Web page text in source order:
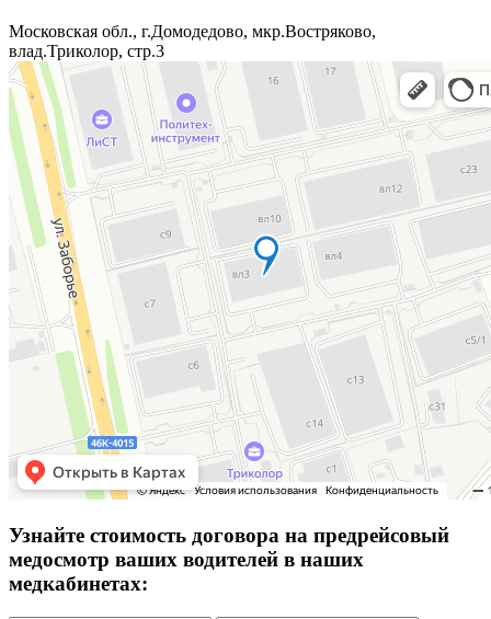
Московская обл., г.Домодедово, мкр.Востряково,
влад.Триколор, стр.3
Узнайте стоимость договора на предрейсовый
медосмотр ваших водителей в наших
медкабинетах: